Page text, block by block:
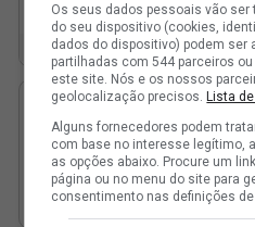
Os seus dados pessoais vão
do seu dispositivo (cookies,
dados do dispositivo) podem ser
partilhadas com 544 parceiros
este site. Nós e os nossos
geolocalização precisos.Lista
Alguns fornecedores podem
com base no interesse legítimo,
as opções abaixo. Procure um
página ou no menu do site para
consentimento nas definições de